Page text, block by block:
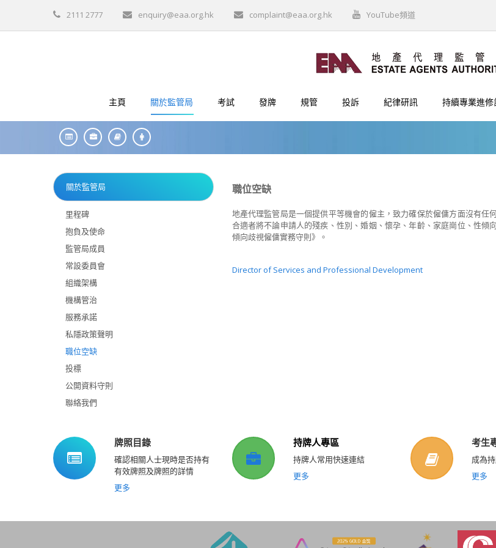
2111 2777 enquiry@eaa.org.hk complaint@eaa.org.hk YouTube頻道
主頁 關於監管局 考試 發牌 規管 投訴 紀律研訊 持續專業進修
關於監管局
里程碑
抱負及使命
監管局成員
常設委員會
組織架構
機構管治
服務承諾
私隱政策聲明
職位空缺
投標
公開資料守則
聯絡我們
職位空缺
地產代理監管局是一個提供平等機會的僱主，致力確保於僱傭方面沒有
合適者將不論申請人的殘疾、性別、婚姻、懷孕、年齡、家庭崗位、性
傾向歧視僱傭實務守則》。
Director of Services and Professional Development
牌照目錄
確認相關人士現時是否持有
有效牌照及牌照的詳情
更多
持牌人專區
持牌人常用快速連結
更多
考生
成為
更多